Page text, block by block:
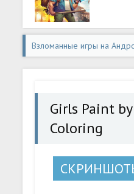
Взломанные игры на
Girls Paint by Number
Girls Paint
Coloring